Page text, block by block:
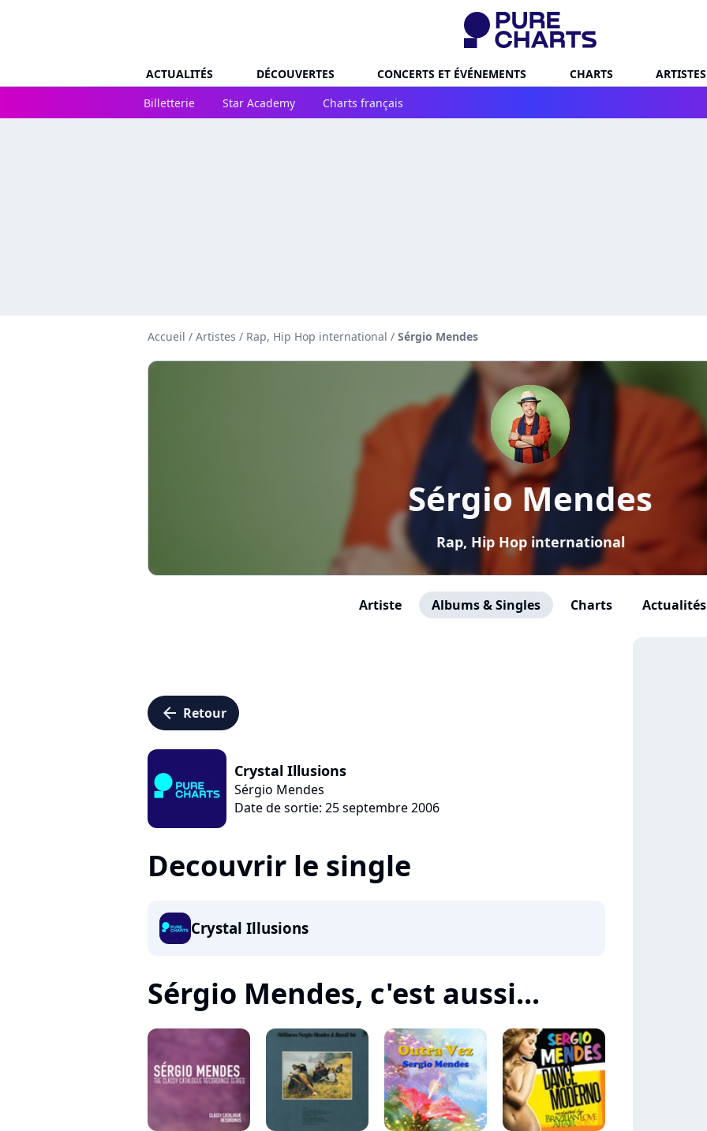
ACTUALITÉS DÉCOUVERTES CONCERTS ET ÉVÉNEMENTS CHARTS ARTISTES
Billetterie
Star Academy Charts français
Accueil / Artistes / Rap, Hip Hop international / Sérgio Mendes
Sérgio Mendes
Rap, Hip Hop international
Artiste Albums & Singles Charts Actualités
arrow_left Retour
Crystal Illusions
Sérgio Mendes
Date de sortie: 25 septembre 2006
Decouvrir le single
Crystal Illusions
Sérgio Mendes, c'est aussi...